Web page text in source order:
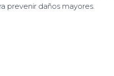
prevenir daños mayores.